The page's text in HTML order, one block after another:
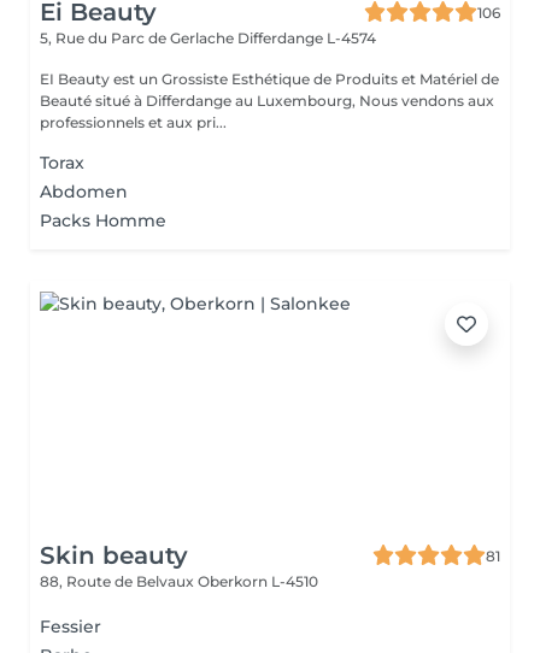
Ei Beauty
106
5, Rue du Parc de Gerlache Differdange L-4574
EI Beauty est un Grossiste Esthétique de Produits et Matériel de
Beauté situé à Differdange au Luxembourg, Nous vendons aux
professionnels et aux pri...
Torax
Abdomen
Packs Homme
Skin beauty
81
88, Route de Belvaux Oberkorn L-4510
Fessier